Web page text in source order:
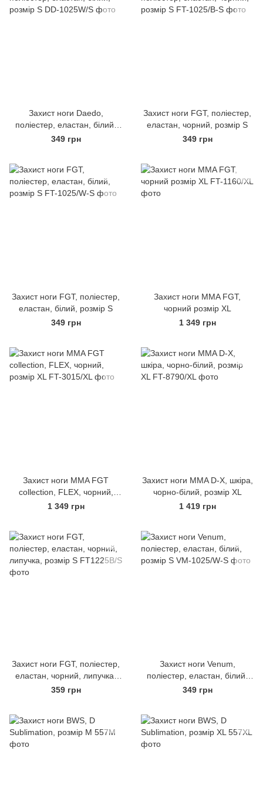
Захист ноги Daedo,
поліестер, еластан, білий,
розмір S
349 грн
Захист ноги FGT, поліестер,
еластан, чорний, розмір S
349 грн
Захист ноги FGT, поліестер,
еластан, білий, розмір S
349 грн
Захист ноги MMA FGT,
чорний розмір XL
1 349 грн
Захист ноги MMA FGT
collection, FLEX, чорний,
розмір XL
1 349 грн
Захист ноги MMA D-X, шкіра,
чорно-білий, розмір XL
1 419 грн
Захист ноги FGT, поліестер,
еластан, чорний, липучка,
розмір S
359 грн
Захист ноги Venum,
поліестер, еластан, білий,
розмір S
349 грн